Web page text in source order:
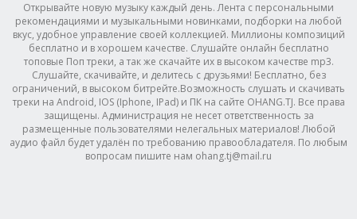
Открывайте новую музыку каждый день. Лента с персональными
рекомендациями и музыкальными новинками, подборки на любой
вкус, удобное управление своей коллекцией. Миллионы композиций
бесплатно и в хорошем качестве. Слушайте онлайн бесплатно
топовые Поп треки, а так же скачайте их в высоком качестве mp3.
Слушайте, скачивайте, и делитесь с друзьями! Бесплатно, без
ограничений, в высоком битрейте.Возможность слушать и скачивать
треки на Android, IOS (Iphone, IPad) и ПК на сайте OHANG.TJ. Все права
защищены. Администрация не несет ответственность за
размещенные пользователями нелегальных материалов! Любой
аудио файл будет удалён по требованию правообладателя. По любым
вопросам пишите нам ohang.tj@mail.ru